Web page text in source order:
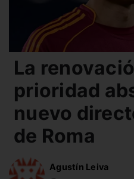
La
prioridad
nuevo
de Roma
Agustín Leiva